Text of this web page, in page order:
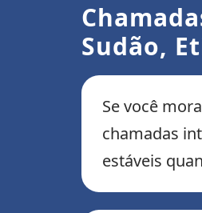
Sudão,
Se você
chamadas
estáveis